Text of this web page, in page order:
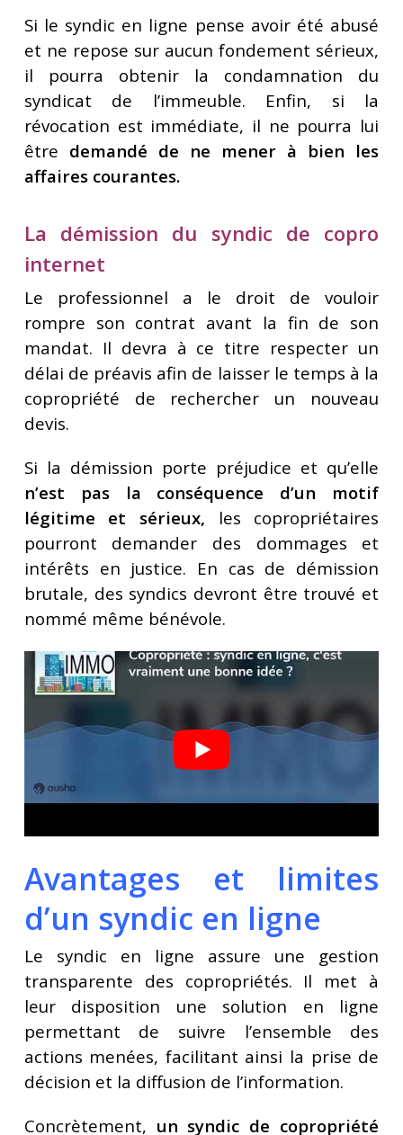
Si le syndic en ligne pense avoir été abusé
et ne repose sur aucun fondement sérieux,
il pourra obtenir la condamnation du
syndicat de l’immeuble. Enfin, si la
révocation est immédiate, il ne pourra lui
être demandé de ne mener à bien les
affaires courantes.
La démission du syndic de copro
internet
Le professionnel a le droit de vouloir
rompre son contrat avant la fin de son
mandat. Il devra à ce titre respecter un
délai de préavis afin de laisser le temps à la
copropriété de rechercher un nouveau
devis.
Si la démission porte préjudice et qu’elle
n’est pas la conséquence d’un motif
légitime et sérieux, les copropriétaires
pourront demander des dommages et
intérêts en justice. En cas de démission
brutale, des syndics devront être trouvé et
nommé même bénévole.
Avantages et limites
d’un syndic en ligne
Le syndic en ligne assure une gestion
transparente des copropriétés. Il met à
leur disposition une solution en ligne
permettant de suivre l’ensemble des
actions menées, facilitant ainsi la prise de
décision et la diffusion de l’information.
Concrètement, un syndic de copropriété